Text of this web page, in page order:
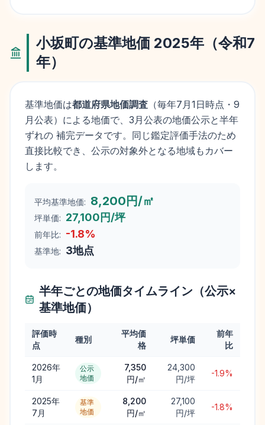
小坂町の基準地価 2025年（令和7
年）
基準地価は都道府県地価調査 （毎年7月1日時点・9
月公表）による地価で、3月公表の地価公示と半年
ずれの 補完データです。同じ鑑定評価手法のため
直接比較でき、公示の対象外となる地域もカバー
します。
平均基準地価: 8,200円/㎡
坪単価: 27,100円/坪
前年比: -1.8%
基準地: 3地点
半年ごとの地価タイムライン（公示×
基準地価）
評価時
点
種別
平均価
格
坪単価
前年
比
2026年
1月
公示
地価
7,350
円/㎡
24,300
円/坪
-1.9%
2025年
7月
基準
地価
8,200
円/㎡
27,100
円/坪
-1.8%